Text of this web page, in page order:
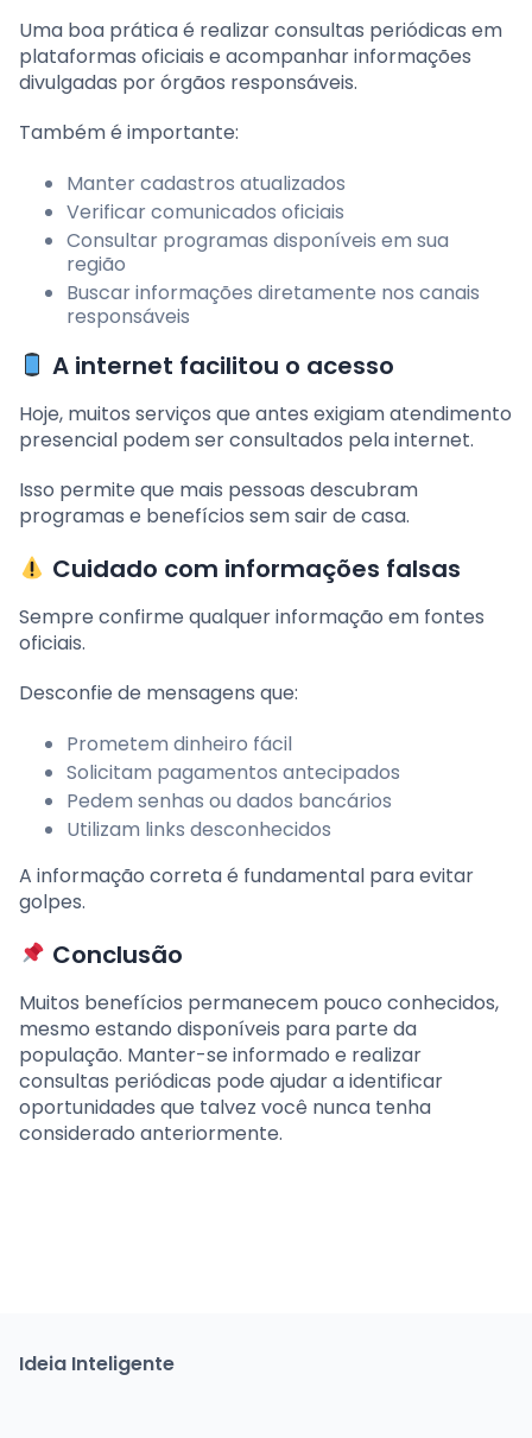
Uma boa prática é realizar consultas periódicas em
plataformas oficiais e acompanhar informações
divulgadas por órgãos responsáveis.
Também é importante:
Manter cadastros atualizados
Verificar comunicados oficiais
Consultar programas disponíveis em sua
região
Buscar informações diretamente nos canais
responsáveis
A internet facilitou o acesso
Hoje, muitos serviços que antes exigiam atendimento
presencial podem ser consultados pela internet.
Isso permite que mais pessoas descubram
programas e benefícios sem sair de casa.
Cuidado com informações falsas
Sempre confirme qualquer informação em fontes
oficiais.
Desconfie de mensagens que:
Prometem dinheiro fácil
Solicitam pagamentos antecipados
Pedem senhas ou dados bancários
Utilizam links desconhecidos
A informação correta é fundamental para evitar
golpes.
Conclusão
Muitos benefícios permanecem pouco conhecidos,
mesmo estando disponíveis para parte da
população. Manter-se informado e realizar
consultas periódicas pode ajudar a identificar
oportunidades que talvez você nunca tenha
considerado anteriormente.
Ideia Inteligente